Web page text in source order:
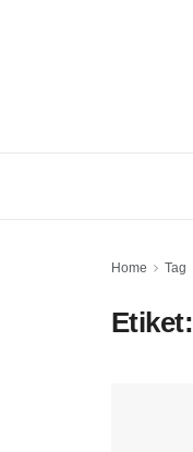
Home Tag
Etiket: